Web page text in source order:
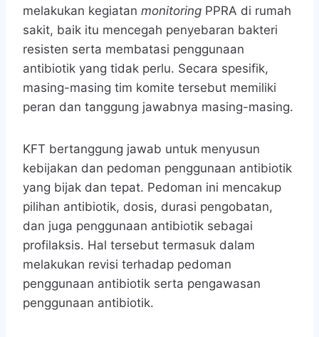
melakukan kegiatan monitoring PPRA di rumah
sakit, baik itu mencegah penyebaran bakteri
resisten serta membatasi penggunaan
antibiotik yang tidak perlu. Secara spesifik,
masing-masing tim komite tersebut memiliki
peran dan tanggung jawabnya masing-masing.
KFT bertanggung jawab untuk menyusun
kebijakan dan pedoman penggunaan antibiotik
yang bijak dan tepat. Pedoman ini mencakup
pilihan antibiotik, dosis, durasi pengobatan,
dan juga penggunaan antibiotik sebagai
profilaksis. Hal tersebut termasuk dalam
melakukan revisi terhadap pedoman
penggunaan antibiotik serta pengawasan
penggunaan antibiotik.